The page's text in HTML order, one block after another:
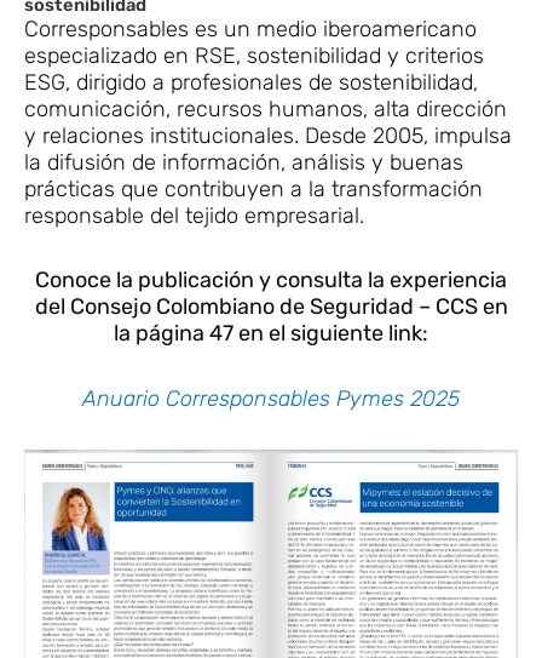
Corresponsables es un medio iberoamericano
especializado en RSE, sostenibilidad y criterios
ESG, dirigido a profesionales de sostenibilidad,
comunicación, recursos humanos, alta dirección
y relaciones institucionales. Desde 2005, impulsa
la difusión de información, análisis y buenas
prácticas que contribuyen a la transformación
responsable del tejido empresarial.
Conoce la publicación y consulta la experiencia
del Consejo Colombiano de Seguridad – CCS en
la página 47 en el siguiente link:
Anuario Corresponsables Pymes 2025